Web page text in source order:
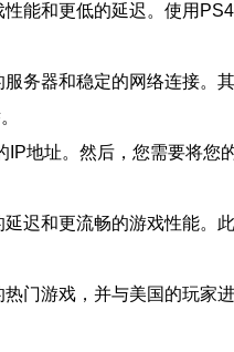
能和更低的延迟。使用
务器和稳定的网络连接。
地址。然后，您需要将您
迟和更流畅的游戏性能。
门游戏，并与美国的玩家